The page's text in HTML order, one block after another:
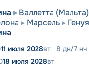
Валлетта (Мальта)
Марсель Генуя
11 июля 2028вт 8 дн/7 нч
18 июля 2028вт